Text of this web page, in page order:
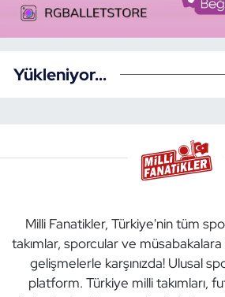
Yükleniyor...
Milli Fanatikler, Türkiye'nin tüm
takımlar, sporcular ve
gelişmelerle karşınızda! Ulusal
platform. Türkiye milli takımları,